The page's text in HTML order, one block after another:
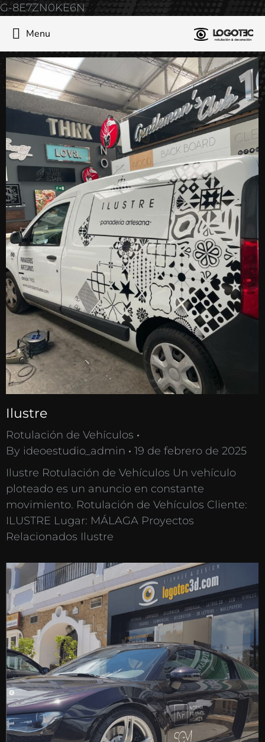
G-8E7ZN0KE6N
Menu
Ilustre
Rotulación de Vehículos
By ideoestudio_admin
19 de febrero de 2025
Ilustre Rotulación de Vehículos Un vehículo
ploteado es un anuncio en constante
movimiento. Rotulación de Vehículos Cliente:
ILUSTRE Lugar: MÁLAGA Proyectos
Relacionados Ilustre